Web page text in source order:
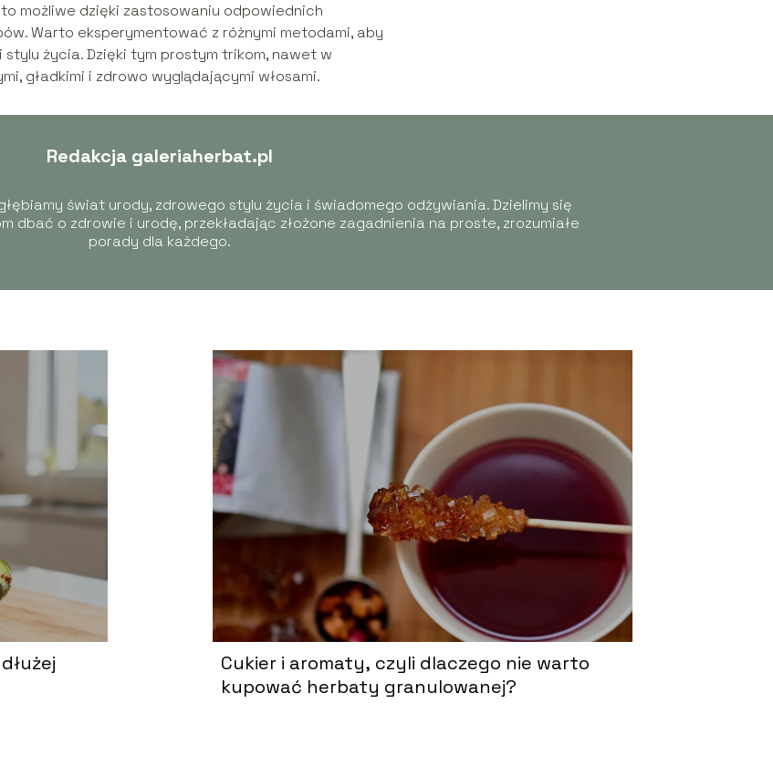
możliwe dzięki zastosowaniu odpowiednich
Warto eksperymentować z różnymi metodami, aby
życia. Dzięki tym prostym trikom, nawet w
gładkimi i zdrowo wyglądającymi włosami.
Redakcja galeriaherbat.pl
świat urody, zdrowego stylu życia i świadomego odżywiania. Dzielimy się
dbać o zdrowie i urodę, przekładając złożone zagadnienia na proste, zrozumiałe
porady dla każdego.
Cukier i aromaty, czyli dlaczego nie warto
kupować herbaty granulowanej?